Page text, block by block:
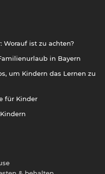
ist zu achten?
in Bayern
um Kindern das Lernen zu
für Kinder